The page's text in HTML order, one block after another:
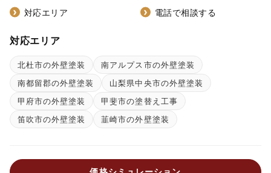
対応エリア 電話で相談する
対応エリア
北杜市の外壁塗装
南アルプス市の外壁塗装
南都留郡の外壁塗装
山梨県中央市の外壁塗装
甲府市の外壁塗装
甲斐市の塗替え工事
笛吹市の外壁塗装
韮崎市の外壁塗装